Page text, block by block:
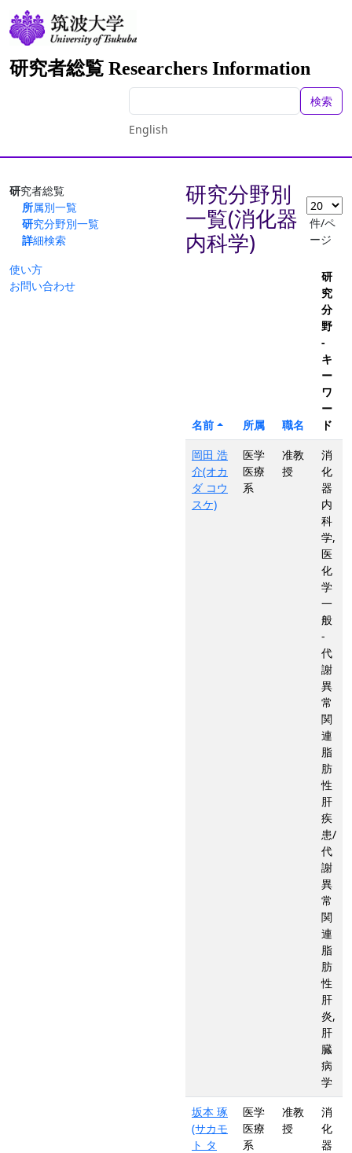
研究者総覧 Researchers Information
検索
English
研究者総覧
所属別一覧
研究分野別一覧
詳細検索
使い方
お問い合わせ
研究分野別
一覧(消化器
内科学)
件/ペ
ージ
名前 所属 職名
研
究
分
野
-
キ
ー
ワ
ー
ド
岡田 浩
介(オカ
ダ コウ
スケ)
医学
医療
系
准教
授
消
化
器
内
科
学,
医
化
学
一
般
-
代
謝
異
常
関
連
脂
肪
性
肝
疾
患/
代
謝
異
常
関
連
脂
肪
性
肝
炎,
肝
臓
病
学
坂本 琢
(サカモ
ト タ
医学
医療
系
准教
授
消
化
器